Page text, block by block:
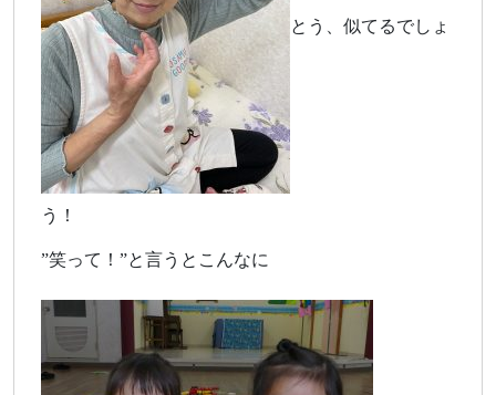
とう、似てるでしょ
う！
”笑って！”と言うとこんなに